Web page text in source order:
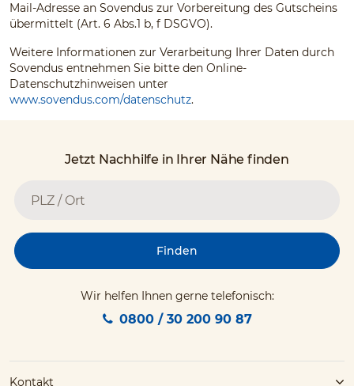
Mail-Adresse an Sovendus zur Vorbereitung des Gutscheins
übermittelt (Art. 6 Abs.1 b, f DSGVO).
Weitere Informationen zur Verarbeitung Ihrer Daten durch
Sovendus entnehmen Sie bitte den Online-
Datenschutzhinweisen unter
www.sovendus.com/datenschutz.
Jetzt Nachhilfe in Ihrer Nähe finden
Finden
Wir helfen Ihnen gerne telefonisch:
0800 / 30 200 90 87
Kontakt